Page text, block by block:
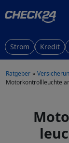
Strom Kredit
Ratgeber
Motorkontrollleuchte